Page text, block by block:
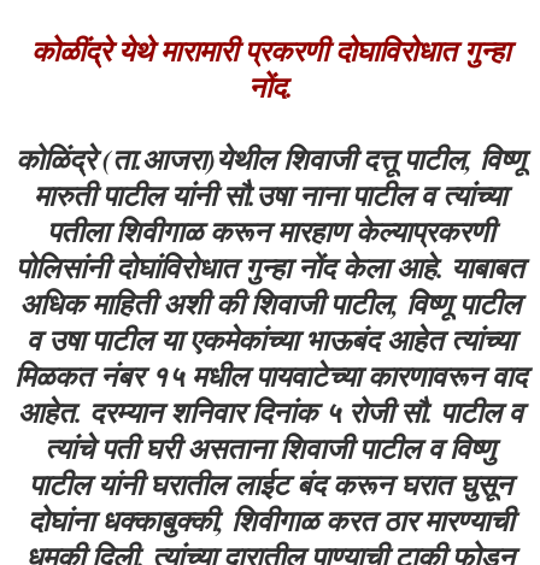
कोळींद्रे येथे मारामारी प्रकरणी दोघाविरोधात गुन्हा
नोंद.
कोळिंद्रे (ता.आजरा)येथील शिवाजी दत्तू पाटील, विष्णू
मारुती पाटील यांनी सौ.उषा नाना पाटील व त्यांच्या
पतीला शिवीगाळ करून मारहाण केल्याप्रकरणी
पोलिसांनी दोघांविरोधात गुन्हा नोंद केला आहे. याबाबत
अधिक माहिती अशी की शिवाजी पाटील, विष्णू पाटील
व उषा पाटील या एकमेकांच्या भाऊबंद आहेत त्यांच्या
मिळकत नंबर १५ मधील पायवाटेच्या कारणावरून वाद
आहेत. दरम्यान शनिवार दिनांक ५ रोजी सौ. पाटील व
त्यांचे पती घरी असताना शिवाजी पाटील व विष्णु
पाटील यांनी घरातील लाईट बंद करून घरात घुसून
दोघांना धक्काबुक्की, शिवीगाळ करत ठार मारण्याची
धमकी दिली. त्यांच्या दारातील पाण्याची टाकी फोडून